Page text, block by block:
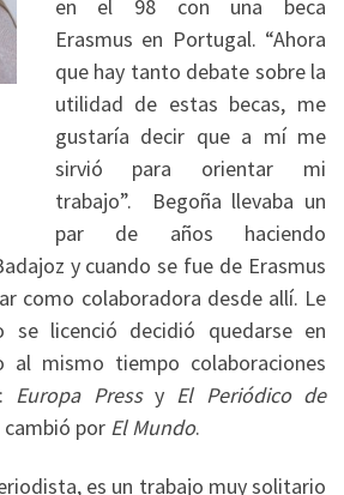
en el 98 con una beca
Erasmus en Portugal. “Ahora
que hay tanto debate sobre la
utilidad de estas becas, me
gustaría decir que a mí me
sirvió para orientar mi
trabajo”. Begoña llevaba un
par de años haciendo
y cuando se fue de Erasmus
como colaboradora desde allí. Le
se licenció decidió quedarse en
al mismo tiempo colaboraciones
Europa Press y El Periódico de
por El Mundo.
es un trabajo muy solitario